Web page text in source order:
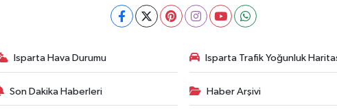
Isparta Hava Durumu Isparta Trafik Yoğunluk
Son Dakika Haberleri Haber Arşivi